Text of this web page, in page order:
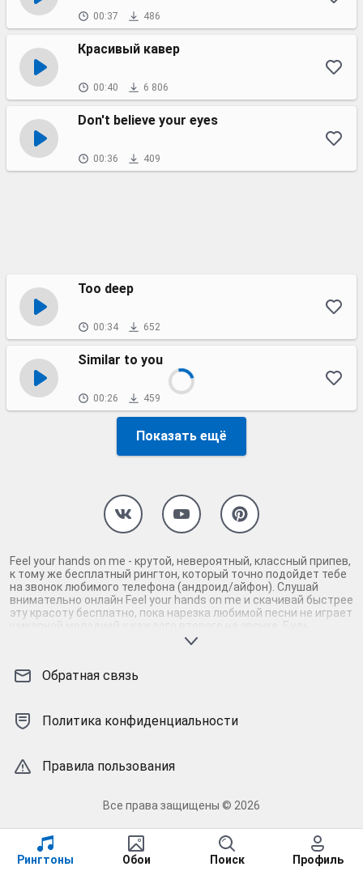
00:37 486
Красивый кавер
00:40 6 806
Don't believe your eyes
00:36 409
Too deep
00:34 652
Similar to you
00:26 459
Показать ещё
Feel your hands on me - крутой, невероятный, классный припев,
к тому же бесплатный рингтон, который точно подойдет тебе
на звонок любимого телефона (андроид/айфон). Слушай
внимательно онлайн Feel your hands on me и скачивай быстрее
эту красоту бесплатно, пока нарезка любимой песни не играет
шикарной мелодией у каждого второго на звонке. Будь
первым, кто скачает бесплатно сей шедевр музыки и оценит
нарезку mp3 песни на звонок телефона, ну, или m4r мелодию
качественной нарезкой музыки сложно будет пропустить
мелодию звонка. Соловей - mp3 и m4r композиции и звуки на
Обратная связь
Политика конфиденциальности
Правила пользования
Все права защищены © 2026
Рингтоны Обои Поиск Профиль